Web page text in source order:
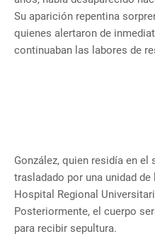
Su aparición repentina
quienes alertaron de
continuaban las labores de
González, quien residía en el
trasladado por una unidad
Hospital Regional
Posteriormente, el cuerpo
para recibir sepultura.